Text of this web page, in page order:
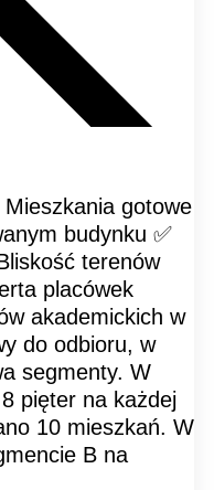
gotowe
budynku ✅
terenów
placówek
akademickich w
do odbioru, w
segmenty. W
pięter na każdej
10 mieszkań. W
B na